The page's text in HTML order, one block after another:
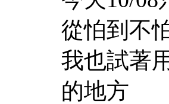
從怕到不
我也試著
的地方